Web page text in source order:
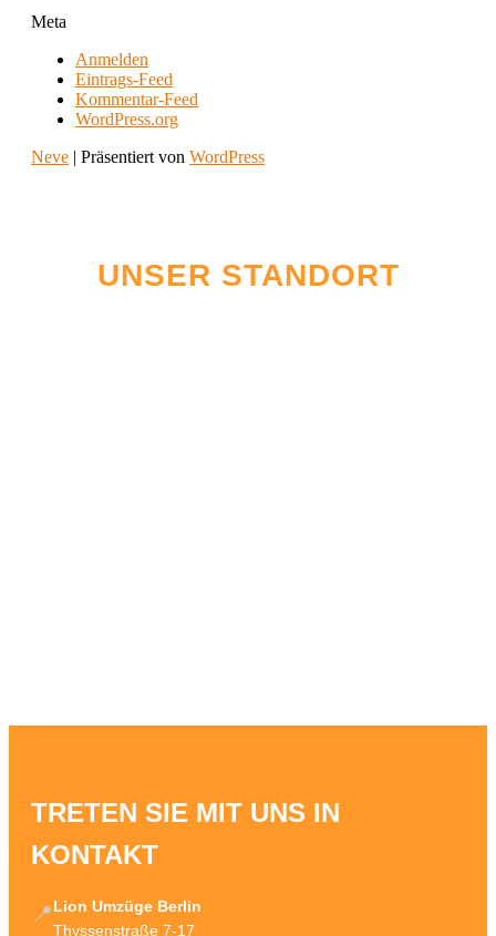
Meta
Anmelden
Eintrags-Feed
Kommentar-Feed
WordPress.org
Neve | Präsentiert von WordPress
UNSER STANDORT
TRETEN SIE MIT UNS IN
KONTAKT
📍Lion Umzüge Berlin
Thyssenstraße 7-17